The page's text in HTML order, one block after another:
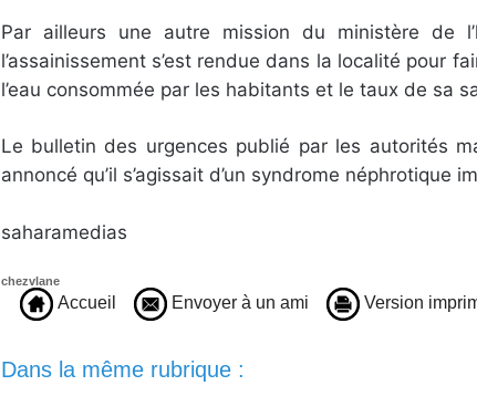
Par ailleurs une autre mission du ministère de
l’assainissement s’est rendue dans la localité pour
l’eau consommée par les habitants et le taux de sa
Le bulletin des urgences publié par les autorités
annoncé qu’il s’agissait d’un syndrome néphrotique
saharamedias
chezvlane
Accueil Envoyer à un ami Version
Dans la même rubrique :